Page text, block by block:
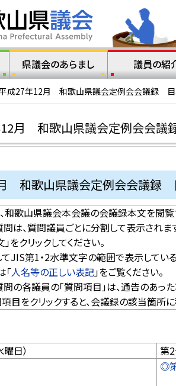
県議会のあらまし 議員の紹
成27年12月 和歌山県議会定例会会議録
月 和歌山県議会定例会会
和歌山県議会定例会会議録
和歌山県議会本会議の会議録本文を閲覧
、質問議員ごとに分割して表示されま
クリックしてください。
JIS第1・2水準文字の範囲で表示してい
人名等の正しい表記」をご覧ください。
の各議員の「質問項目」は、通告のあっ
をクリックすると、会議録の該当箇所に
日）
第2
◎